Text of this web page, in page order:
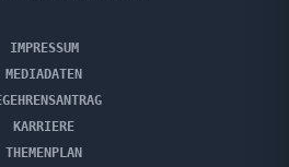
IMPRESSUM
MEDIADATEN
KARRIERE
THEMENPLAN